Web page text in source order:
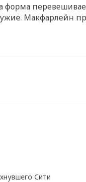
Макфарлейн
Сити